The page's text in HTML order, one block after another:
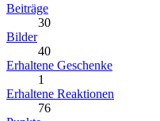
Beiträge
30
Bilder
40
Erhaltene Geschenke
1
Erhaltene Reaktionen
76